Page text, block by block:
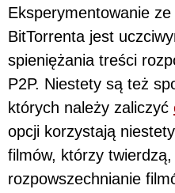
Eksperymentowanie
BitTorrenta jest
spieniężania treści
P2P. Niestety są też
których należy zaliczyć
opcji korzystają
filmów, którzy
rozpowszechnianie